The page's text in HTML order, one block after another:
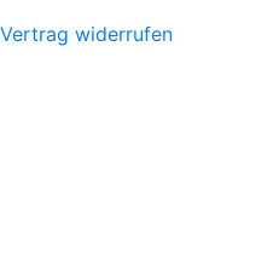
Vertrag widerrufen